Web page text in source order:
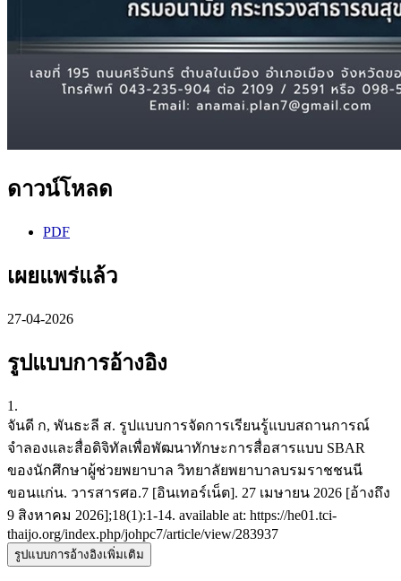
ดาวน์โหลด
PDF
เผยแพร่แล้ว
27-04-2026
รูปแบบการอ้างอิง
1.
จันดี ก, พันธะลี ส. รูปแบบการจัดการเรียนรู้แบบสถานการณ์
จำลองและสื่อดิจิทัลเพื่อพัฒนาทักษะการสื่อสารแบบ SBAR
ของนักศึกษาผู้ช่วยพยาบาล วิทยาลัยพยาบาลบรมราชชนนี
ขอนแก่น. วารสารศอ.7 [อินเทอร์เน็ต]. 27 เมษายน 2026 [อ้างถึง
9 สิงหาคม 2026];18(1):1-14. available at: https://he01.tci-
thaijo.org/index.php/johpc7/article/view/283937
รูปแบบการอ้างอิงเพิ่มเติม